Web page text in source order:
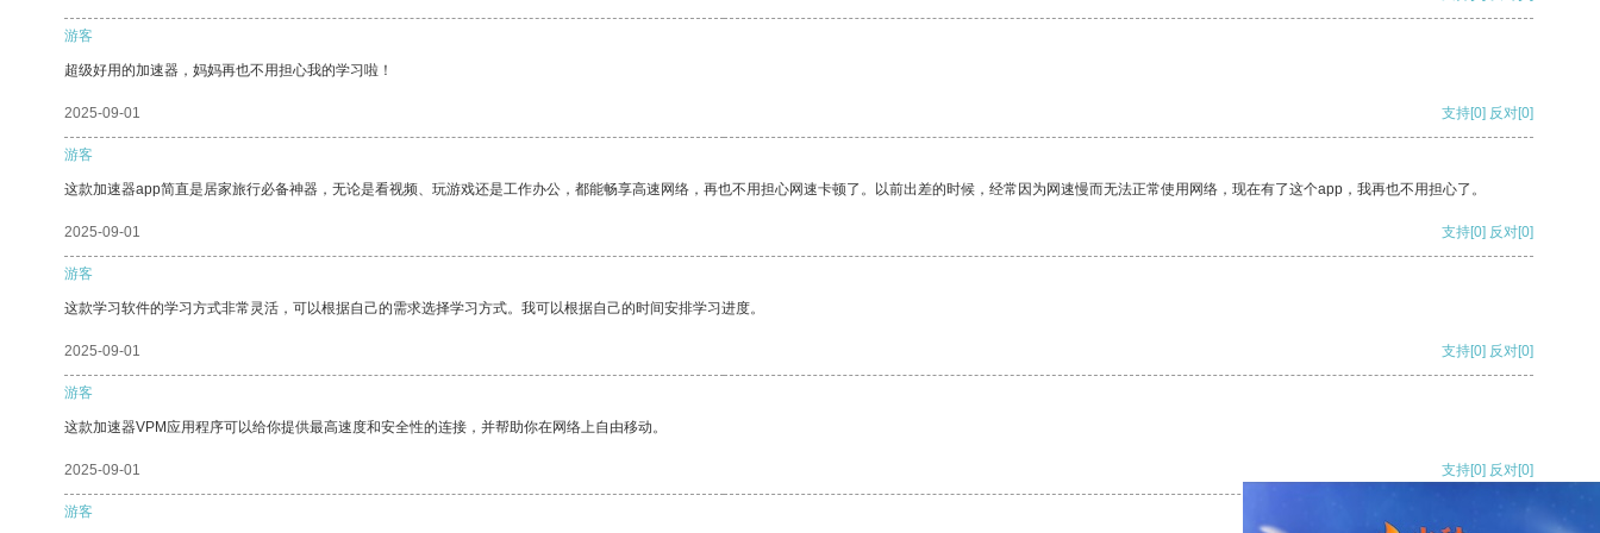
游客
超级好用的加速器，妈妈再也不用担心我的学习啦！
2025-09-01 支持[0] 反对[0]
游客
这款加速器app简直是居家旅行必备神器，无论是看视频、玩游戏还是工作办公，都能畅享高速网络，再也不用担心网速卡顿了。以前出差的时候，经常因为网速慢而无法正常使用网络，现在有了这个app，我再也不用担心了。
2025-09-01 支持[0] 反对[0]
游客
这款学习软件的学习方式非常灵活，可以根据自己的需求选择学习方式。我可以根据自己的时间安排学习进度。
2025-09-01 支持[0] 反对[0]
游客
这款加速器VPM应用程序可以给你提供最高速度和安全性的连接，并帮助你在网络上自由移动。
2025-09-01 支持[0] 反对[0]
游客